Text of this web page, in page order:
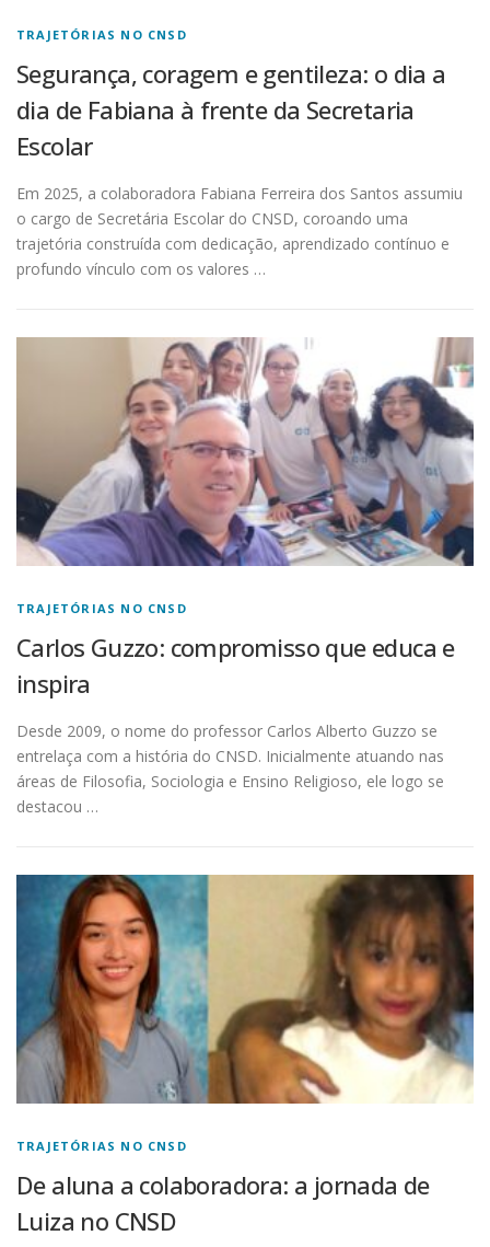
a
s
TRAJETÓRIAS NO CNSD
Segurança, coragem e gentileza: o dia a
dia de Fabiana à frente da Secretaria
Escolar
Em 2025, a colaboradora Fabiana Ferreira dos Santos assumiu
o cargo de Secretária Escolar do CNSD, coroando uma
trajetória construída com dedicação, aprendizado contínuo e
profundo vínculo com os valores …
TRAJETÓRIAS NO CNSD
Carlos Guzzo: compromisso que educa e
inspira
Desde 2009, o nome do professor Carlos Alberto Guzzo se
entrelaça com a história do CNSD. Inicialmente atuando nas
áreas de Filosofia, Sociologia e Ensino Religioso, ele logo se
destacou …
TRAJETÓRIAS NO CNSD
De aluna a colaboradora: a jornada de
Luiza no CNSD